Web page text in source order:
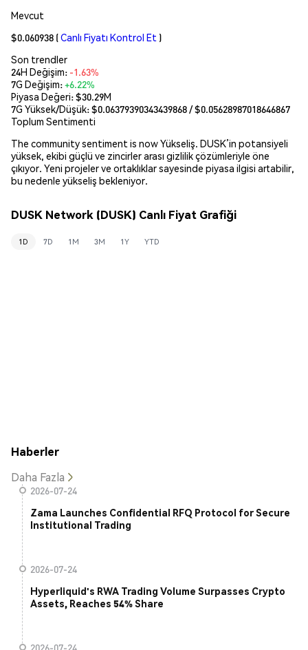
Mevcut
$0.060938 (Canlı Fiyatı Kontrol Et )
Son trendler
24H Değişim: -1.63%
7G Değişim:+6.22%
Piyasa Değeri:$30.29M
7G Yüksek/Düşük: $0.06379390343439868/ $0.05628987018646867
Toplum Sentimenti
The community sentiment is now Yükseliş. DUSK’in potansiyeli
yüksek, ekibi güçlü ve zincirler arası gizlilik çözümleriyle öne
çıkıyor. Yeni projeler ve ortaklıklar sayesinde piyasa ilgisi artabilir,
bu nedenle yükseliş bekleniyor.
DUSK Network (DUSK) Canlı Fiyat Grafiği
1D 7D 1M 3M 1Y YTD
Haberler
Daha Fazla
2026-07-24
Zama Launches Confidential RFQ Protocol for Secure
Institutional Trading
2026-07-24
Hyperliquid's RWA Trading Volume Surpasses Crypto
Assets, Reaches 54% Share
2026-07-24